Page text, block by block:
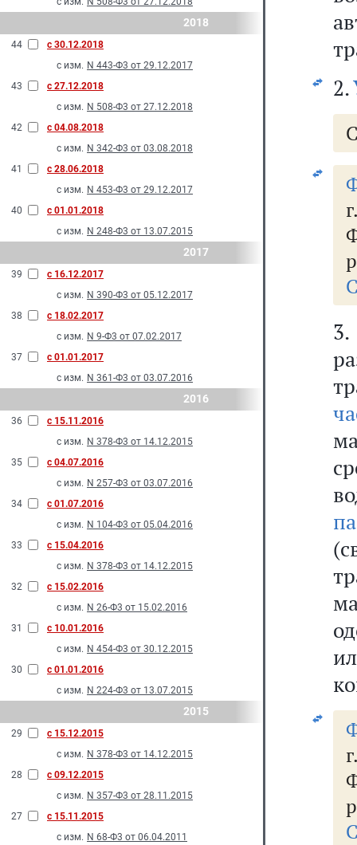
2018
44
с 30.12.2018
с изм. N 443-Ф3 от 29.12.2017
43
с 27.12.2018
с изм. N 508-Ф3 от 27.12.2018
42
с 04.08.2018
с изм. N 342-Ф3 от 03.08.2018
41
с 28.06.2018
с изм. N 453-Ф3 от 29.12.2017
40
с 01.01.2018
с изм. N 248-Ф3 от 13.07.2015
2017
39
с 16.12.2017
с изм. N 390-Ф3 от 05.12.2017
38
с 18.02.2017
с изм. N 9-Ф3 от 07.02.2017
37
с 01.01.2017
с изм. N 361-Ф3 от 03.07.2016
2016
36
с 15.11.2016
с изм. N 378-Ф3 от 14.12.2015
35
с 04.07.2016
с изм. N 257-Ф3 от 03.07.2016
34
с 01.07.2016
с изм. N 104-Ф3 от 05.04.2016
33
с 15.04.2016
с изм. N 378-Ф3 от 14.12.2015
32
с 15.02.2016
с изм. N 26-Ф3 от 15.02.2016
31
с 10.01.2016
с изм. N 454-Ф3 от 30.12.2015
30
с 01.01.2016
с изм. N 224-Ф3 от 13.07.2015
2015
29
с 15.12.2015
с изм. N 378-Ф3 от 14.12.2015
28
с 09.12.2015
с изм. N 357-Ф3 от 28.11.2015
27
с 15.11.2015
с изм. N 68-Ф3 от 06.04.2011
2.